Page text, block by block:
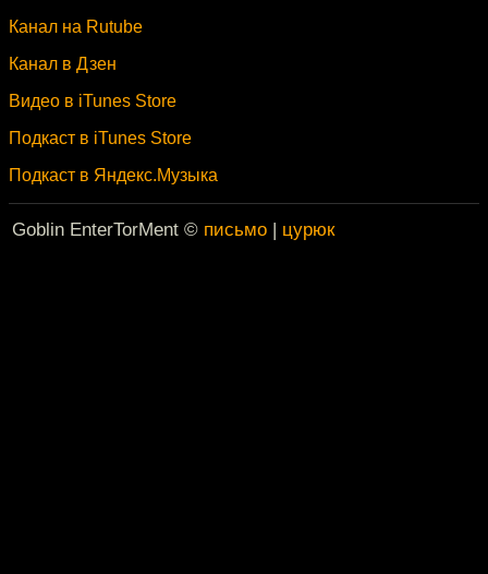
Канал на Rutube
Канал в Дзен
Видео в iTunes Store
Подкаст в iTunes Store
Подкаст в Яндекс.Музыка
Goblin EnterTorMent © письмо | цурюк